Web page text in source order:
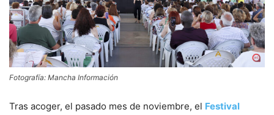
Fotografía: Mancha Información
Tras acoger, el pasado mes de noviembre, el Festival